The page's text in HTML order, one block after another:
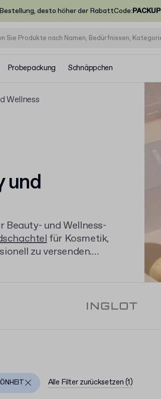
desto höher der RabattCode:PACKUP
Probepackung Schnäppchen
Wellness
und
und Wellness-
für Kosmetik,
zu versenden.
Alle Filter zurücksetzen (1)